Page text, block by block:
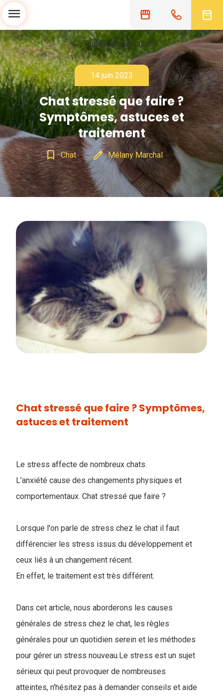
storefront date_range
menu
chevron_left Toutes les actualités
14 juin 2023
Chat stressé que faire ?
Symptômes, astuces et
traitement
bookmark_border Chat edit Mélany Marchal
Chat stressé que faire ? Symptômes,
astuces et traitement
Le stress affecte de nombreux chats.
L’anxiété cause des changements physiques et
comportementaux. Chat stressé que faire ?
Lorsque l'on parle de stress chez le chat il faut
différencier les stress issus du développement et
ceux liés à un changement récent.
En effet, le traitement est très différent.
Dans cet article, nous aborderons les causes
générales de stress chez le chat, les règles
générales pour un quotidien serein et les méthodes
pour gérer un stress nouveau.Le stress est un sujet
sérieux qui peut provoquer de nombreuses
atteintes, n'hésitez pas à demander conseils et aide